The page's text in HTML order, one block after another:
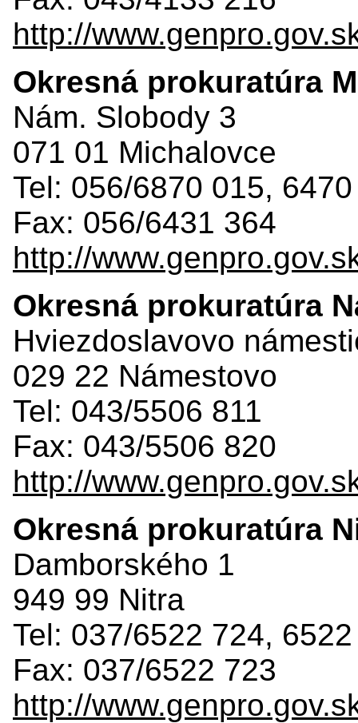
http://
Okresná prokuratúra
Nám. Slobody 3
071 01 Michalovce
Tel: 056/6870 015,
Fax: 056/6431 364
http://
Okresná prokuratúra
Hviezdoslavovo
029 22 Námestovo
Tel: 043/5506 811
Fax: 043/5506 820
http://
Okresná prokuratúra
Damborského 1
949 99 Nitra
Tel: 037/6522 724,
Fax: 037/6522 723
http://